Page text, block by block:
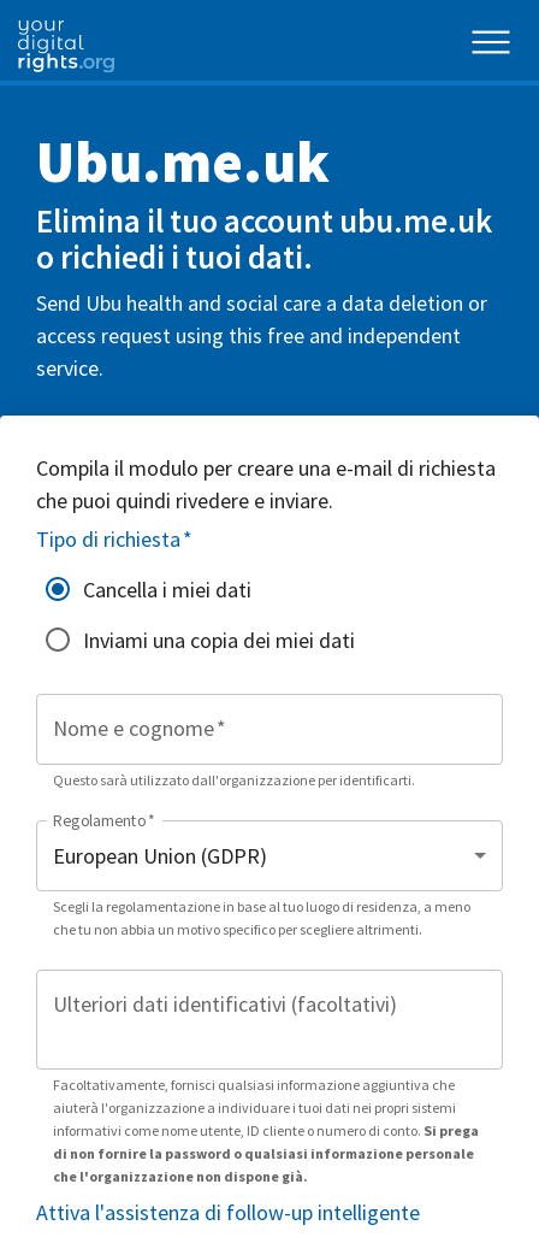
Ubu.me.uk
Elimina il tuo account ubu.me.uk
o richiedi i tuoi dati.
Send Ubu health and social care a data deletion or
access request using this free and independent
service.
Compila il modulo per creare una e-mail di richiesta
che puoi quindi rivedere e inviare.
Tipo di richiesta*
Cancella i miei dati
Inviami una copia dei miei dati
Nome e cognome*
Questo sarà utilizzato dall'organizzazione per identificarti.
Regolamento*
Scegli la regolamentazione in base al tuo luogo di residenza, a meno
che tu non abbia un motivo specifico per scegliere altrimenti.
Ulteriori dati identificativi (facoltativi)
Facoltativamente, fornisci qualsiasi informazione aggiuntiva che
aiuterà l'organizzazione a individuare i tuoi dati nei propri sistemi
informativi come nome utente, ID cliente o numero di conto. Si prega
di non fornire la password o qualsiasi informazione personale
che l'organizzazione non dispone già.
Attiva l'assistenza di follow-up intelligente